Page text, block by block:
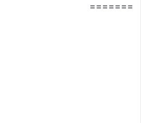
=======